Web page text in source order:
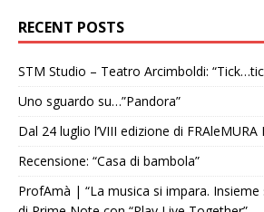
RECENT POSTS
STM Studio – Teatro Arcimboldi:
Uno sguardo su…”Pandora”
Dal 24 luglio l’VIII edizione di FRAleMURA
Recensione: “Casa di bambola”
ProfAmà | “La musica si impara. Insieme